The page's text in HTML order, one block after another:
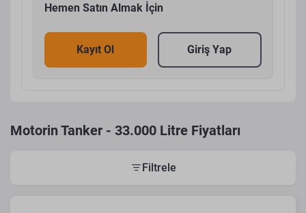
Hemen Satın Almak İçin
Kayıt Ol Giriş Yap
Motorin Tanker - 33.000 Litre Fiyatları
Filtrele